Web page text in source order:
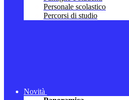
Personale scolastico
Percorsi di studio
Novità